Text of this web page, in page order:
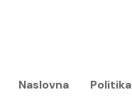
Naslovna Politika